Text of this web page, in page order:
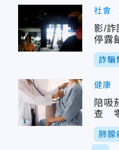
社會
影/
停露
詐騙
健康
陪吸
查
肺腺